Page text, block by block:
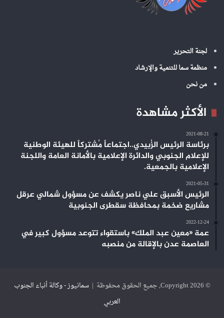
لجنة التحرير
منظمة سما للتنمية والإرشاد
من نحن
الأكثر مشاهدة
2021-08-21
برئاسة الرئيس الزُبيدي..اجتماعاً مُشتركاً للهيئة الوطنية
للإعلام الجنوبي والدائرة الإعلامية بالأمانة العامة واللجنة
الإعلامية بالجمعية.
2021-05-31
الرئيس الأسبق علي ناصر يكشف عن مسؤول شمالي عرقل
مشاريع ضخمة بمحافظة سقطرى الجنوبية
2022-12-24
عمة «معين عبد الملك» باستقواء تتوعد مسؤول كبير في
العاصمة عدن بالإقالة من منصبه
© Copyright 2026, جميع الحقوق محفوظة |
سمانيوز - وكالة أنباء الجنوب
العربي